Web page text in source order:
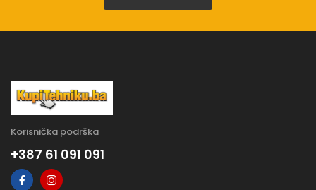
Korisnička podrška
+387 61 091 091